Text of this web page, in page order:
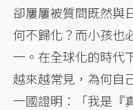
卻屢屢被質問既然與
何不歸化？而小孩也
一。在全球化的時代
越來越常見，為何自
一國證明：「我是『